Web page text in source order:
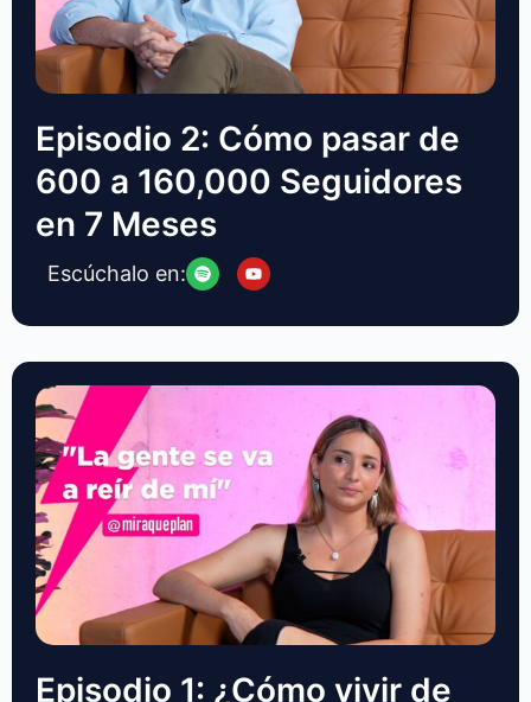
Episodio 2: Cómo pasar de
600 a 160,000 Seguidores
en 7 Meses
Escúchalo en:
Episodio 1: ¿Cómo vivir de